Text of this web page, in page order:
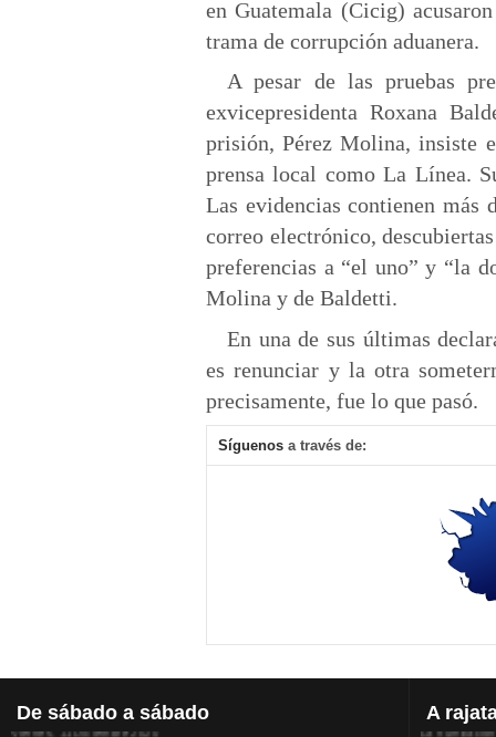
en Guatemala (Cicig)
trama de corrupción aduanera.
A pesar de las pruebas
exvicepresidenta Roxana
prisión, Pérez Molina, insiste
prensa local como La Línea.
Las evidencias contienen más
correo electrónico,
preferencias a “el uno” y “la
Molina y de Baldetti.
En una de sus últimas
es renunciar y la otra
precisamente, fue lo que pasó.
Síguenos a través de:
De sábado a sábado
¿Urnas y armas para recuperar el poder político para Morales?
que fue su ministerio
A
Jueves, 30
La